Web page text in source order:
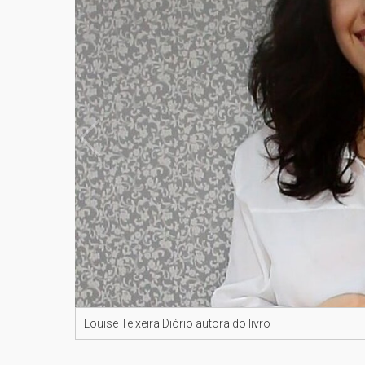
Louise Teixeira Diório autora do livro